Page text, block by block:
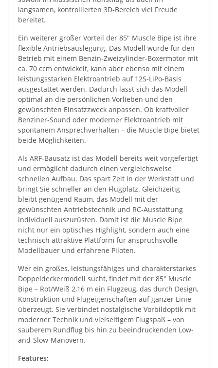
langsamen, kontrollierten 3D-Bereich viel Freude
bereitet.
Ein weiterer großer Vorteil der 85" Muscle Bipe ist ihre
flexible Antriebsauslegung. Das Modell wurde für den
Betrieb mit einem Benzin-Zweizylinder-Boxermotor mit
ca. 70 ccm entwickelt, kann aber ebenso mit einem
leistungsstarken Elektroantrieb auf 12S-LiPo-Basis
ausgestattet werden. Dadurch lässt sich das Modell
optimal an die persönlichen Vorlieben und den
gewünschten Einsatzzweck anpassen. Ob kraftvoller
Benziner-Sound oder moderner Elektroantrieb mit
spontanem Ansprechverhalten – die Muscle Bipe bietet
beide Möglichkeiten.
Als ARF-Bausatz ist das Modell bereits weit vorgefertigt
und ermöglicht dadurch einen vergleichsweise
schnellen Aufbau. Das spart Zeit in der Werkstatt und
bringt Sie schneller an den Flugplatz. Gleichzeitig
bleibt genügend Raum, das Modell mit der
gewünschten Antriebstechnik und RC-Ausstattung
individuell auszurüsten. Damit ist die Muscle Bipe
nicht nur ein optisches Highlight, sondern auch eine
technisch attraktive Plattform für anspruchsvolle
Modellbauer und erfahrene Piloten.
Wer ein großes, leistungsfähiges und charakterstarkes
Doppeldeckermodell sucht, findet mit der 85" Muscle
Bipe – Rot/Weiß 2,16 m ein Flugzeug, das durch Design,
Konstruktion und Flugeigenschaften auf ganzer Linie
überzeugt. Sie verbindet nostalgische Vorbildoptik mit
moderner Technik und vielseitigem Flugspaß – von
sauberem Rundflug bis hin zu beeindruckenden Low-
and-Slow-Manövern.
Features: